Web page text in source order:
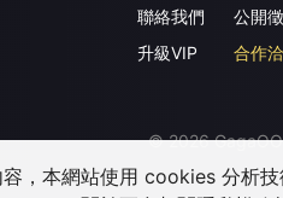
聯絡我們
升級VIP
公開
合作
©2026
，本網站使用 cookies 分析